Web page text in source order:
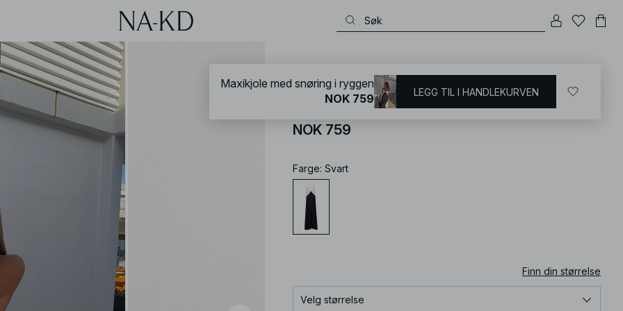
Maxikjole med snøring i ryggen
NOK 759
Farge: Svart
Finn din størrelse
Velg størrelse
Maxikjole med snøring i ryggen
NOK 759
LEGG TIL I HANDLEKURVEN